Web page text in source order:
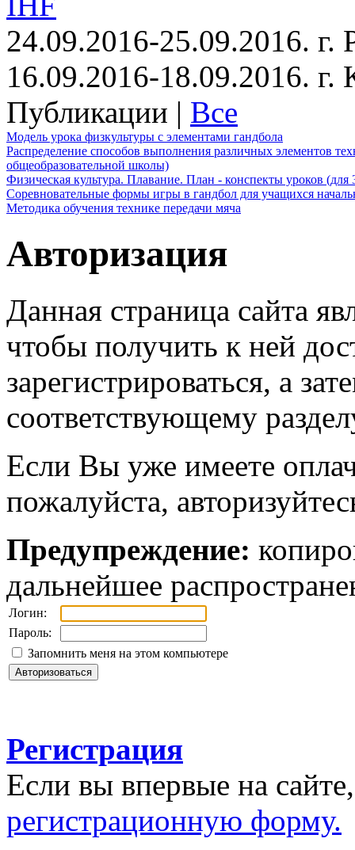
24.09.2016-25.09.2016. г.
16.09.2016-18.09.2016.
Публикации | Все
Модель урока физкультуры с элементами гандбола
Распределение способов выполнения различных элементов
общеобразовательной школы)
Физическая культура. Плавание. План - конспекты уроков (для
Соревновательные формы игры в гандбол для учащихся
Методика обучения технике передачи мяча
Авторизация
Данная страница сайта
чтобы получить к ней
зарегистрироваться, а
соответствующему
Если Вы уже имеете
пожалуйста,
Предупреждение:
дальнейшее
Логин:
Пароль:
Запомнить меня на этом компьютере
Регистрация
Если вы впервые на
регистрационную форму.